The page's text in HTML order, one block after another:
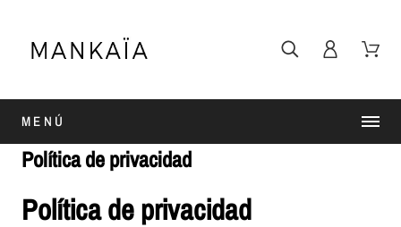
MENÚ
Política de privacidad
Política de privacidad